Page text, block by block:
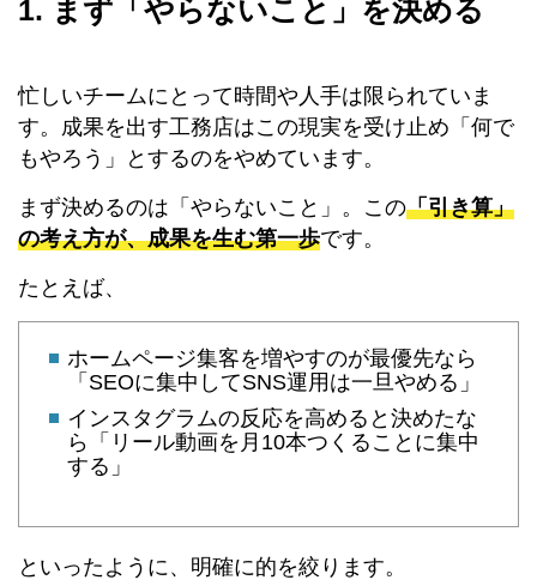
1. まず「やらないこと」を決める
忙しいチームにとって時間や人手は限られていま
す。成果を出す工務店はこの現実を受け止め「何で
もやろう」とするのをやめています。
まず決めるのは「やらないこと」。この「引き算」
の考え方が、成果を生む第一歩です。
たとえば、
ホームページ集客を増やすのが最優先なら
「SEOに集中してSNS運用は一旦やめる」
インスタグラムの反応を高めると決めたな
ら「リール動画を月10本つくることに集中
する」
といったように、明確に的を絞ります。